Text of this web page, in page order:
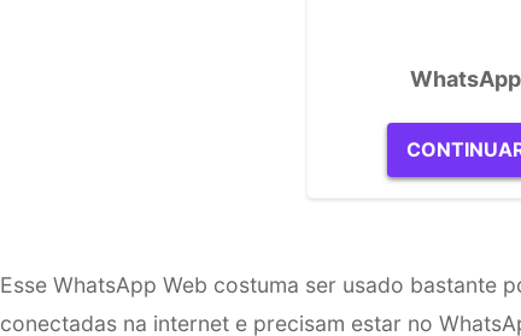
WhatsApp
Esse WhatsApp Web costuma ser usado bastante
conectadas na internet e precisam estar no